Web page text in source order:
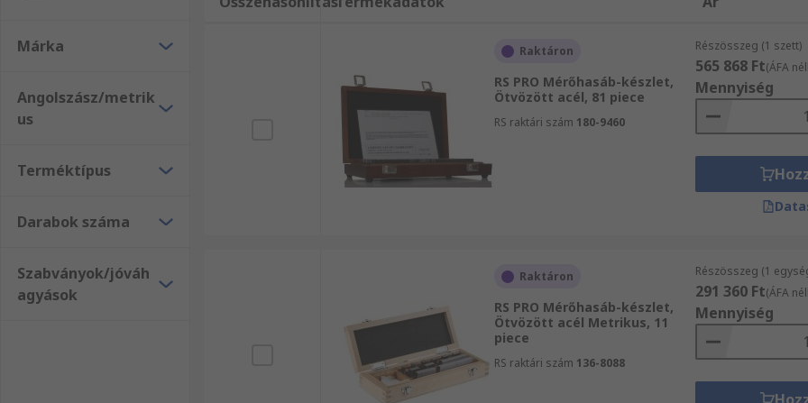
Márka
Angolszász/metrik
us
Terméktípus
Darabok száma
Szabványok/jóváh
agyások
Raktáron
RS PRO Mérőhasáb-készlet,
Ötvözött acél, 81 piece
RS raktári szám 180-9460
Részösszeg (1 szett)
565 868 Ft(ÁFA
Mennyiség
Raktáron
RS PRO Mérőhasáb-készlet,
Ötvözött acél Metrikus, 11
piece
RS raktári szám 136-8088
Részösszeg (1
291 360 Ft(ÁFA
Mennyiség